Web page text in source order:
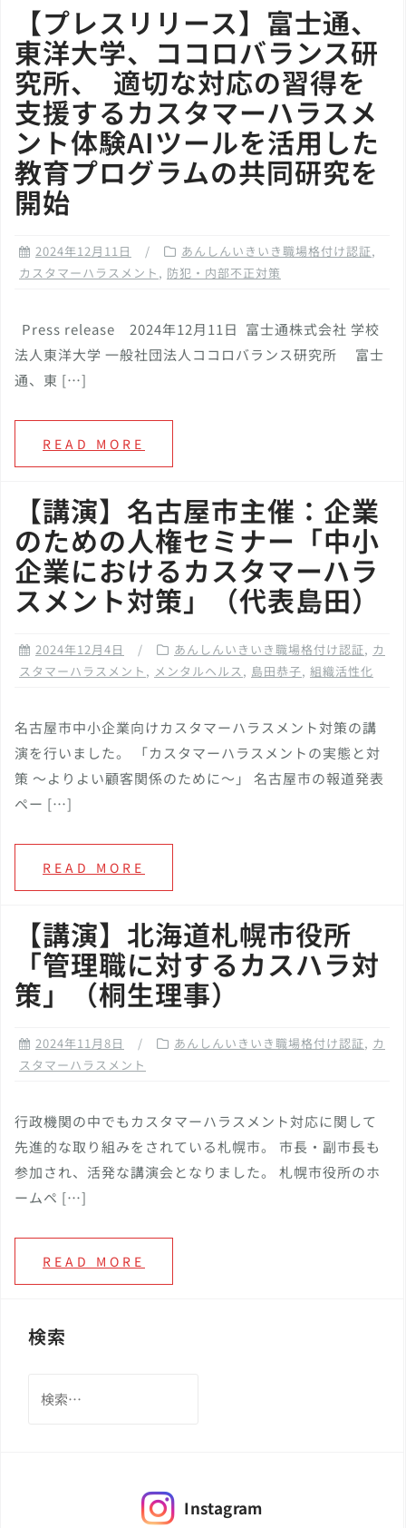
【プレスリリース】富士通、
東洋大学、ココロバランス研
究所、 適切な対応の習得を
支援するカスタマーハラスメ
ント体験AIツールを活用した
教育プログラムの共同研究を
開始
2024年12月11日 あんしんいきいき職場格付け認証,
カスタマーハラスメント , 防犯・内部不正対策
Press release 2024年12月11日 富士通株式会社 学校
法人東洋大学 一般社団法人ココロバランス研究所 富士
通、東 […]
READ MORE
【講演】名古屋市主催：企業
のための人権セミナー「中小
企業におけるカスタマーハラ
スメント対策」（代表島田）
2024年12月4日 あんしんいきいき職場格付け認証, カ
スタマーハラスメント , メンタルヘルス, 島田恭子, 組織活性化
名古屋市中小企業向けカスタマーハラスメント対策の講
演を行いました。 「カスタマーハラスメントの実態と対
策 ～よりよい顧客関係のために～」 名古屋市の報道発表
ペー […]
READ MORE
【講演】北海道札幌市役所
「管理職に対するカスハラ対
策」（桐生理事）
2024年11月8日 あんしんいきいき職場格付け認証, カ
スタマーハラスメント
行政機関の中でもカスタマーハラスメント対応に関して
先進的な取り組みをされている札幌市。 市長・副市長も
参加され、活発な講演会となりました。 札幌市役所のホ
ームペ […]
READ MORE
検索
索:
Instagram